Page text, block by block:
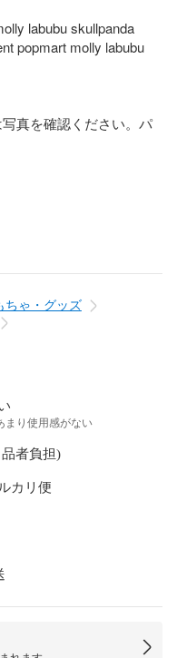
labubu skullpanda
popmart molly labubu
真を確認ください。パ
ちゃ・グッズ
まり使用感がない
者負担)
カリ便